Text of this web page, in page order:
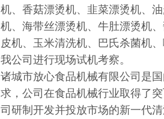
机、香菇漂烫机、韭菜漂烫机、
机、海带丝漂烫机、牛肚漂烫机
皮机、玉米清洗机、巴氏杀菌机
我公司进行现场试机考察。
诸城市放心食品机械有限公司是
求，公司在食品机械行业取得了
司研制开发并投放市场的新一代